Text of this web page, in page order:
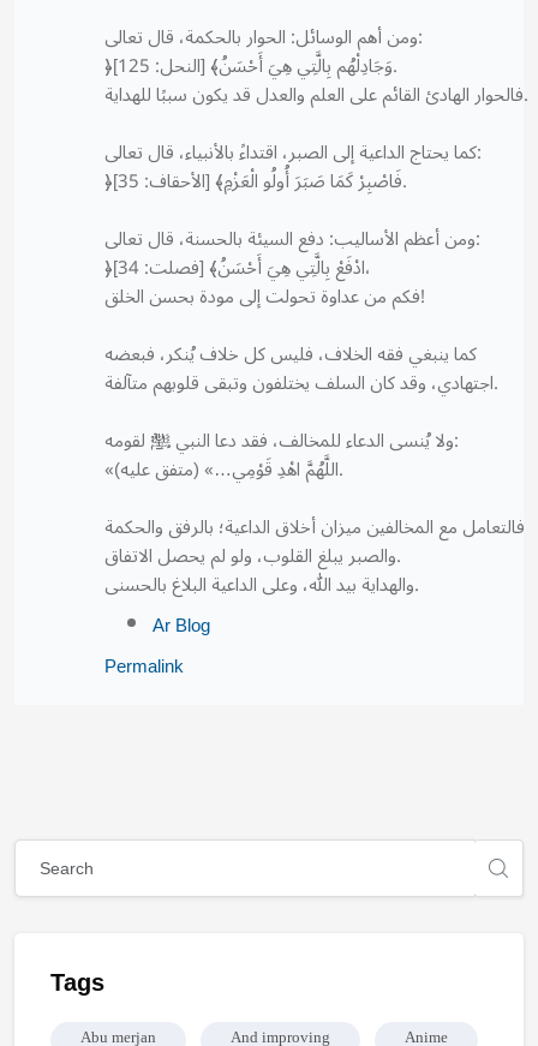
ومن أهم الوسائل: الحوار بالحكمة، قال تعالى:
﴿وَجَادِلْهُم بِالَّتِي هِيَ أَحْسَنُ﴾ [النحل: 125].
فالحوار الهادئ القائم على العلم والعدل قد يكون سببًا للهداية.
كما يحتاج الداعية إلى الصبر، اقتداءً بالأنبياء، قال تعالى:
﴿فَاصْبِرْ كَمَا صَبَرَ أُولُو الْعَزْمِ﴾ [الأحقاف: 35].
ومن أعظم الأساليب: دفع السيئة بالحسنة، قال تعالى:
﴿ادْفَعْ بِالَّتِي هِيَ أَحْسَنُ﴾ [فصلت: 34]،
فكم من عداوة تحولت إلى مودة بحسن الخلق!
كما ينبغي فقه الخلاف، فليس كل خلاف يُنكر، فبعضه
اجتهادي، وقد كان السلف يختلفون وتبقى قلوبهم متآلفة.
ولا يُنسى الدعاء للمخالف، فقد دعا النبي ﷺ لقومه:
«اللَّهُمَّ اهْدِ قَوْمِي…» (متفق عليه).
فالتعامل مع المخالفين ميزان أخلاق الداعية؛ بالرفق والحكمة
والصبر يبلغ القلوب، ولو لم يحصل الاتفاق.
والهداية بيد الله، وعلى الداعية البلاغ بالحسنى.
Ar Blog
Permalink
Mga Bloke
Mga Bloke
Laktawan ang [Cocoon] Global search (sidebar)
Tags
Abu merjan And improving Anime